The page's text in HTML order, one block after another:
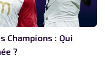
Champions : Qui
?